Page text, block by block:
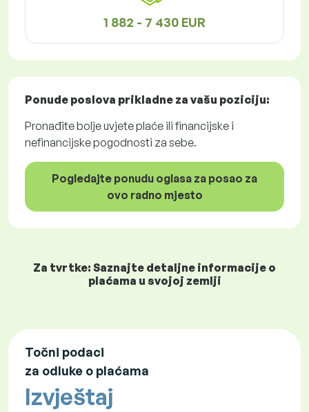
1 882 - 7 430 EUR
Ponude poslova prikladne za vašu poziciju:
Pronađite bolje uvjete plaće ili financijske i
nefinancijske pogodnosti za sebe.
Pogledajte ponudu oglasa za posao za
ovo radno mjesto
Za tvrtke: Saznajte detaljne informacije o
plaćama u svojoj zemlji
Točni podaci
za odluke o plaćama
Izvještaj